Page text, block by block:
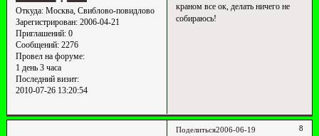
Откуда:Москва, Свиблово-повидлово
Зарегистрирован: 2006-04-21
Приглашений:0
Сообщений:2276
Провел на форуме:
1 день 3 часа
Последний визит:
2010-07-26 13:20:54
краном все ок, делать ничего не
собираюсь!
Поделиться 8
2006-06-19